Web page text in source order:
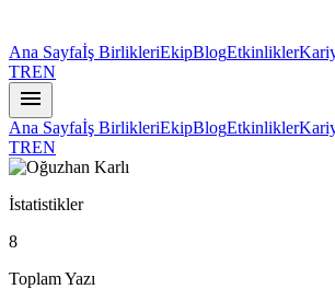
Ana Sayfaİş BirlikleriEkipBlogEtkinlikler
TREN
menu
Ana Sayfaİş BirlikleriEkipBlogEtkinlikler
TREN
İstatistikler
8
Toplam Yazı